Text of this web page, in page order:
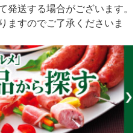
発送する場合がございます。
ますのでご了承くださいま